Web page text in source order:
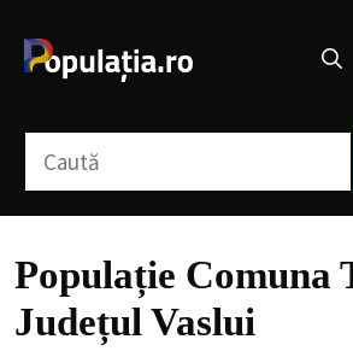
conținut
Populație Comuna
Județul Vaslui